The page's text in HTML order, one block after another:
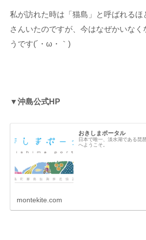
私が訪れた時は「猫島」と呼ばれるほ
さんいたのですが、今はなぜかいなく
うです(´・ω・｀)
▼沖島公式HP
おきしまポータル
日本で唯一、淡水湖である琵
へようこそ。
montekite.com